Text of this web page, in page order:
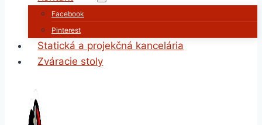
Facebook
Pinterest
Statická a projekčná kancelária
Zváracie stoly